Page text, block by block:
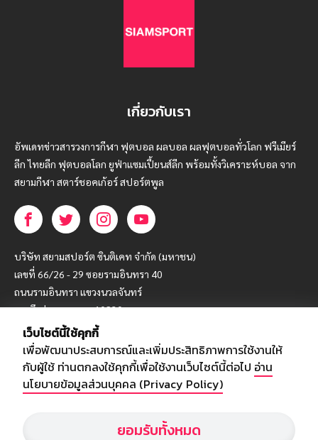
เกี่ยวกับเรา
อัพเดทข่าวสารวงการกีฬา ฟุตบอล ผลบอล ผลฟุตบอลทั่วโลก ฟรีเมียร์
ลีก ไทยลีก ฟุตบอลโลก ยูฟ่าแซมเปี้ยนส์ลีก พร้อมทั้งวิเคราะห์บอล จาก
สยามกีฬา สตาร์ชอคเก้อร์ สปอร์ตพูล
บริษัท สยามสปอร์ต ซินติเคท จำกัด (มหาชน)
เลขที่ 66/26 - 29 ซอยรามอินทรา 40
ถนนรามอินทรา แขวงนวลจันทร์
เขตบึงกุ่ม กรุงเทพฯ 10230
โทร : 02-5088-000
อีเมล์ : webmaster@siamsport.co.th
เว็บไซต์ : www.siamsport.co.th
เว็บไซต์นี้ใช้คุกกี้
เพื่อพัฒนาประสบการณ์และเพิ่มประสิทธิภาพการใช้งานให้
กับผู้ใช้ ท่านตกลงใช้คุกกี้เพื่อใช้งานเว็บไซต์นี้ต่อไป อ่าน
นโยบายข้อมูลส่วนบุคคล (Privacy Policy)
ยอมรับทั้งหมด